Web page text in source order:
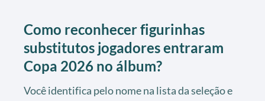
Como reconhecer figurinhas
substitutos jogadores entraram
Copa 2026 no álbum?
Você identifica pelo nome na lista da seleção e